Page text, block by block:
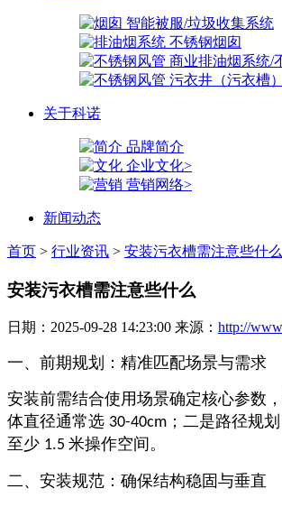
智能被服/垃圾收集系统
不锈钢烟囱
商业排油烟系统/
污衣井（污衣槽）
关于科诺
品牌简介
企业文化>
营销网络>
新闻动态
首页 > 行业资讯 > 安装污衣槽需注意些什么
安装污衣槽需注意些什么
日期：2025-09-28 14:23:00 来源： http://
一、前期规划：精准匹配场景与需求
安装前需结合使用场景确定核心参数
体直径通常选 30-40cm ；二是路径规
至少 1.5 米操作空间。​
二、安装规范：确保结构稳固与垂直